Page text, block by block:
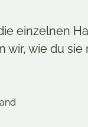
einzelnen
wie du